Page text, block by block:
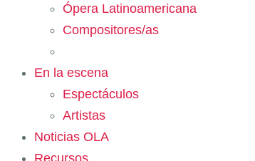
Ópera Latinoamericana
Compositores/as
En la escena
Espectáculos
Artistas
Noticias OLA
Recursos